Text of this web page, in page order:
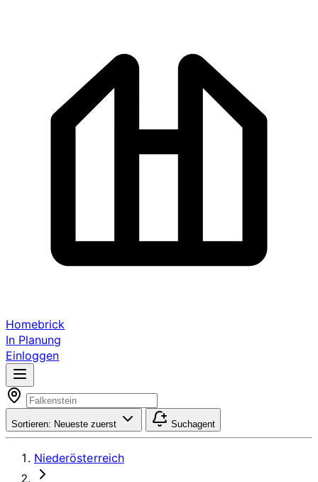
Homebrick
In Planung
Einloggen
Sortieren: Neueste zuerst Suchagent
Niederösterreich